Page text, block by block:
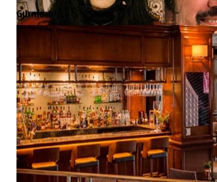
Barış Manço'nun mirasçıları mahkemede!
Gurme
EĞLENCE HAYATINA YENİ SOLUK: Gabbro Dream Theatre